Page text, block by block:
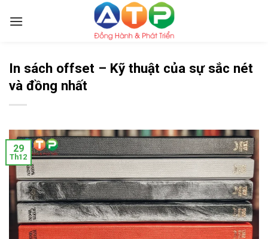
In sách offset – Kỹ thuật của sự sắc nét
và đồng nhất
29
Th12